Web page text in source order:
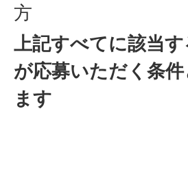
方
上記すべてに該当す
が応募いただく条件
ます